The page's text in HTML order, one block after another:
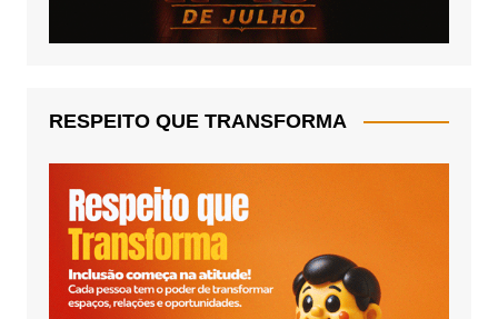
RESPEITO QUE TRANSFORMA